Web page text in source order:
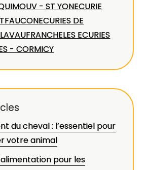
- ST YONECURIE
ECURIES DE
LES ECURIES
- CORMICY
du cheval : l’essentiel pour
votre animal
pour les